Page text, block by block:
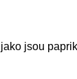
jsou